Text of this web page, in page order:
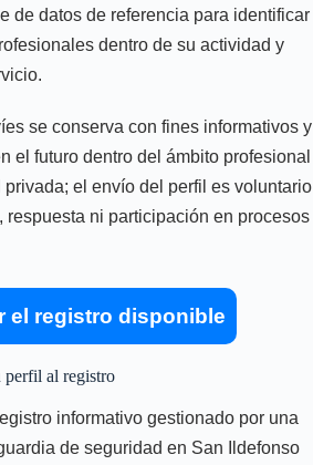
de datos de referencia para identificar
dentro de su actividad y
se conserva con fines informativos y
el futuro dentro del ámbito profesional
el envío del perfil es voluntario
respuesta ni participación en procesos
el registro disponible
perfil al registro
informativo gestionado por una
de seguridad en San Ildefonso